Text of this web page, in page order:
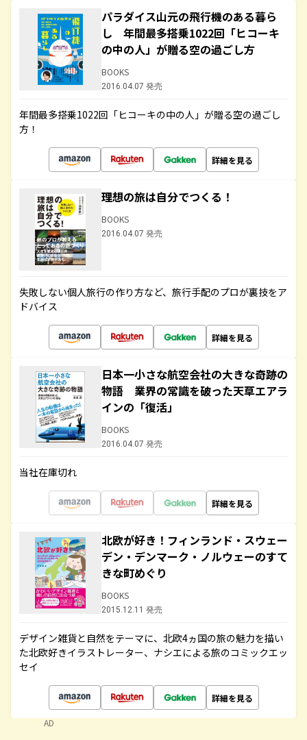
パラダイス山元の飛行機のある暮ら
し 年間最多搭乗1022回「ヒコーキ
の中の人」が贈る空の過ごし方
BOOKS
2016.04.07 発売
年間最多搭乗1022回「ヒコーキの中の人」が贈る空の過ごし
方！
詳細を見る
理想の旅は自分でつくる！
BOOKS
2016.04.07 発売
失敗しない個人旅行の作り方など、旅行手配のプロが裏技をア
ドバイス
詳細を見る
日本一小さな航空会社の大きな奇跡の
物語 業界の常識を破った天草エアラ
インの「復活」
BOOKS
2016.04.07 発売
当社在庫切れ
詳細を見る
北欧が好き！フィンランド・スウェー
デン・デンマーク・ノルウェーのすて
きな町めぐり
BOOKS
2015.12.11 発売
デザイン雑貨と自然をテーマに、北欧4ヵ国の旅の魅力を描い
た北欧好きイラストレーター、ナシエによる旅のコミックエッ
セイ
詳細を見る
AD